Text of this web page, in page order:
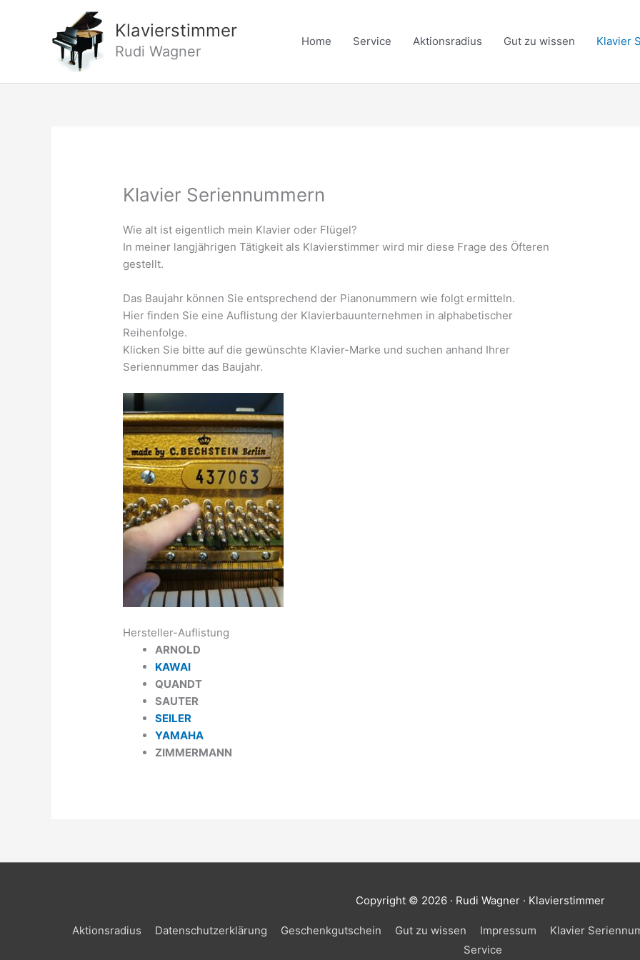
Klavierstimmer
Rudi Wagner
Home Service Aktionsradius Gut zu wissen Klavier
Klavier Seriennummern
Wie alt ist eigentlich mein Klavier oder Flügel?
In meiner langjährigen Tätigkeit als Klavierstimmer wird mir diese Frage des Öfteren
gestellt.
Das Baujahr können Sie entsprechend der Pianonummern wie folgt ermitteln.
Hier finden Sie eine Auflistung der Klavierbauunternehmen in alphabetischer
Reihenfolge.
Klicken Sie bitte auf die gewünschte Klavier-Marke und suchen anhand Ihrer
Seriennummer das Baujahr.
Hersteller-Auflistung
ARNOLD
KAWAI
QUANDT
SAUTER
SEILER
YAMAHA
ZIMMERMANN
Copyright © 2026 · Rudi Wagner · Klavierstimmer
Aktionsradius Datenschutzerklärung Geschenkgutschein Gut zu wissen Impressum Klavier
Service